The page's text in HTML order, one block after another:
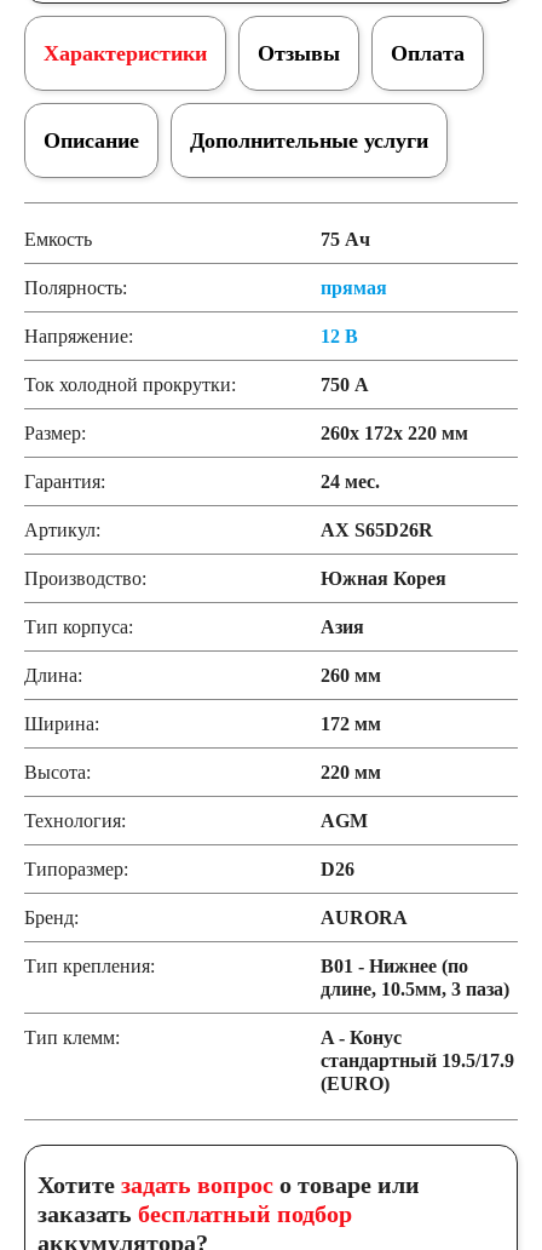
Характеристики
Дополнительные услуги
Отзывы Оплата
Описание
Емкость 75 Ач
Полярность: прямая
Напряжение: 12 В
Ток холодной прокрутки: 750 А
Размер: 260x 172x 220 мм
Гарантия: 24 меc.
Артикул: AX S65D26R
Производство: Южная Корея
Тип корпуса: Азия
Длина: 260 мм
Ширина: 172 мм
Высота: 220 мм
Технология: AGM
Типоразмер: D26
Бренд: AURORA
Тип крепления:
B01 - Нижнее (по
длине, 10.5мм, 3 паза)
Тип клемм:
A - Конус
стандартный 19.5/17.9
(EURO)
Хотите задать вопрос о товаре или
заказать бесплатный подбор
аккумулятора?